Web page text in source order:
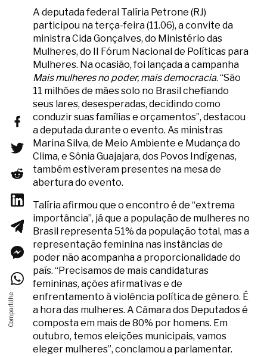
A deputada federal Talíria Petrone (RJ)
participou na terça-feira (11.06), a convite da
ministra Cida Gonçalves, do Ministério das
Mulheres, do II Fórum Nacional de Políticas para
Mulheres. Na ocasião, foi lançada a campanha
Mais mulheres no poder, mais democracia. “São
11 milhões de mães solo no Brasil chefiando
seus lares, desesperadas, decidindo como
conduzir suas famílias e orçamentos”, destacou
a deputada durante o evento. As ministras
Marina Silva, de Meio Ambiente e Mudança do
Clima, e Sônia Guajajara, dos Povos Indígenas,
também estiveram presentes na mesa de
abertura do evento.
Talíria afirmou que o encontro é de “extrema
importância”, já que a população de mulheres no
Brasil representa 51% da população total, mas a
representação feminina nas instâncias de
poder não acompanha a proporcionalidade do
país. “Precisamos de mais candidaturas
femininas, ações afirmativas e de
enfrentamento à violência política de gênero. É
a hora das mulheres. A Câmara dos Deputados é
composta em mais de 80% por homens. Em
outubro, temos eleições municipais, vamos
eleger mulheres”, conclamou a parlamentar.